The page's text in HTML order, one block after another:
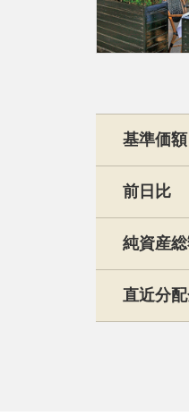
基準価額
前日比
純資産
直近分